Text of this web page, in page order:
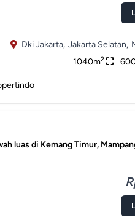
Dki Jakarta, Jakarta Selatan,
1040m2
luas di Kemang Timur,